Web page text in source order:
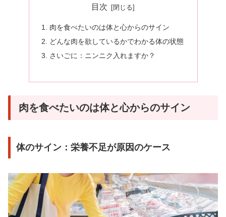
目次
肉を食べたいのは体と心からのサイン
どんな肉を欲しているかでわかる体の状態
さいごに：ニンニク入れますか？
肉を食べたいのは体と心からのサイン
体のサイン：栄養不足が原因のケース